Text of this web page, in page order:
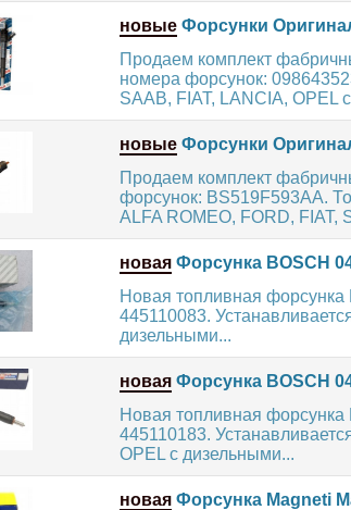
новые Форсунки
Продаем комплект
номера форсунок:
SAAB, FIAT, LANCIA, OPEL
новые Форсунки
Продаем комплект
форсунок: BS519F593AA.
ALFA ROMEO, FORD, FIAT,
новая Форсунка BOSCH
Новая топливная
445110083.
дизельными...
новая Форсунка BOSCH
Новая топливная
445110183.
OPEL с дизельными...
новая Форсунка Magneti